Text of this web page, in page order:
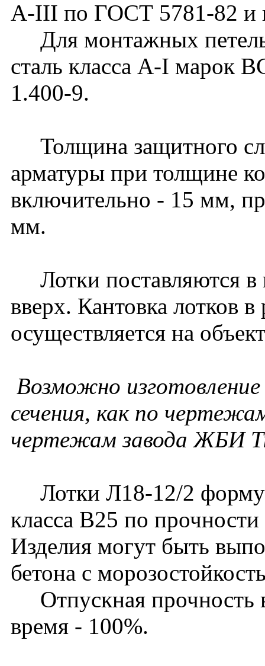
А-III по ГОСТ 5781-82 и
Для монтажных петель
сталь класса А-I марок
1.400-9.
Толщина защитного
арматуры при толщине
включительно - 15 мм,
мм.
Лотки поставляются в
вверх. Кантовка лотков
осуществляется на
Возможно
сечения, как по
чертежам завода ЖБИ
Лотки Л18-12/2
класса В25 по
Изделия могут быть
бетона с
Отпускная прочность
время - 100%.